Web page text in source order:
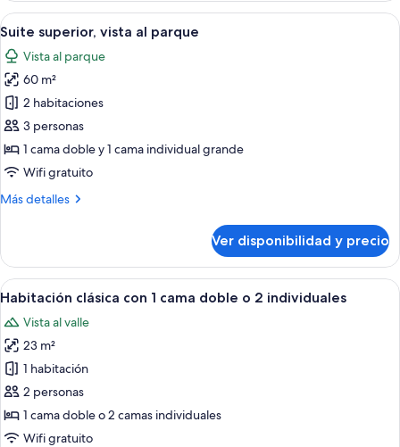
individuales
con
1
cama
doble
o
2
individuales
Ver
todas
las
fotos
de
Suite
superior,
vista
parque
Caja de seguridad en la habitación,
6
Suite superior, vista al parque
Vista al parque
60 m²
2 habitaciones
3 personas
1 cama doble y 1 cama individual grande
Wifi gratuito
Más detalles
Más
superior,
vista
al
Ver disponibilidad y precio
Ver
todas
las
fotos
de
Habitación
clásica
con
Caja de seguridad en la habitación,
8
Habitación clásica con 1 cama doble o 2 individuales
Vista al valle
23 m²
1 habitación
2 personas
1 cama doble o 2 camas individuales
Wifi gratuito